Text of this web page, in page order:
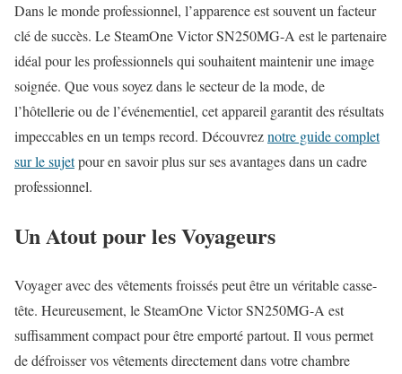
Dans le monde professionnel, l’apparence est souvent un facteur
clé de succès. Le SteamOne Victor SN250MG-A est le partenaire
idéal pour les professionnels qui souhaitent maintenir une image
soignée. Que vous soyez dans le secteur de la mode, de
l’hôtellerie ou de l’événementiel, cet appareil garantit des résultats
impeccables en un temps record. Découvreznotre guide complet
sur le sujetpour en savoir plus sur ses avantages dans un cadre
professionnel.
Un Atout pour les Voyageurs
Voyager avec des vêtements froissés peut être un véritable casse-
tête. Heureusement, le SteamOne Victor SN250MG-A est
suffisamment compact pour être emporté partout. Il vous permet
de défroisser vos vêtements directement dans votre chambre